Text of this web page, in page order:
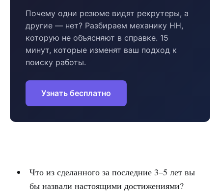
Почему одни резюме видят рекрутеры, а
другие — нет? Разбираем механику HH,
которую не объясняют в справке. 15
минут, которые изменят ваш подход к
поиску работы.
Узнать бесплатно
Что из сделанного за последние 3–5 лет вы
бы назвали настоящими достижениями?